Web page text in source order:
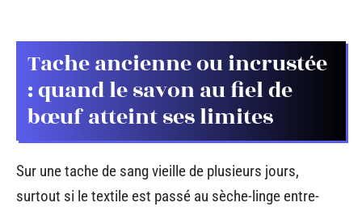
Tache ancienne ou incrustée
: quand le savon au fiel de
bœuf atteint ses limites
Sur une tache de sang vieille de plusieurs jours,
surtout si le textile est passé au sèche-linge entre-